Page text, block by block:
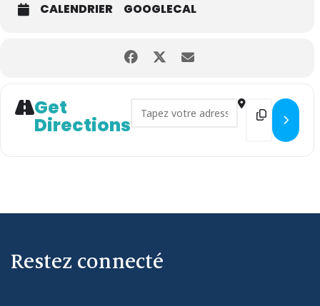
CALENDRIER GOOGLECAL
Get
Directions
Address - Fête de
Restez connecté